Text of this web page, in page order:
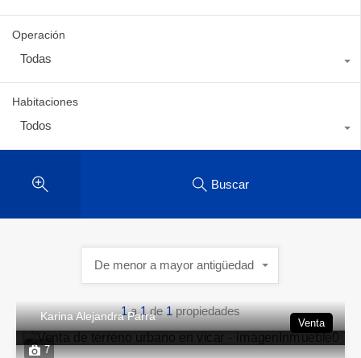
Operación
Todas
Habitaciones
Todos
Buscar
1 a1 de1 propiedades
De menor a mayor antigüedad
7
Karina Alejandra Parra
Venta